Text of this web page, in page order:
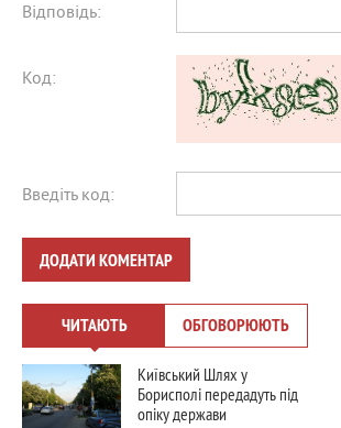
Відповідь:
Код:
Введіть код:
ДОДАТИ КОМЕНТАР
ЧИТАЮТЬ ОБГОВОРЮЮТЬ
Київський Шлях у
Борисполі передадуть під
опіку держави